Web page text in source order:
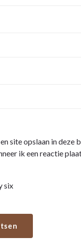
site opslaan in deze
ik een reactie
six